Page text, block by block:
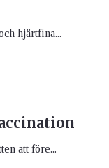
hjärtfina...
att före...